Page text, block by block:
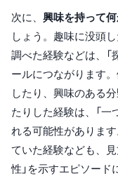
次に、 興味を持って
しょう。趣味に没頭
調べた経験などは、「
ールにつながります
したり、興味のある
たりした経験は、「一
れる可能性がありま
ていた経験なども、見
性」を示すエピソード